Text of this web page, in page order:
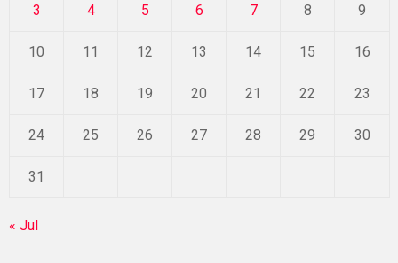
3 4 5 6 7 8 9
10 11 12 13 14 15 16
17 18 19 20 21 22 23
24 25 26 27 28 29 30
31
« Jul